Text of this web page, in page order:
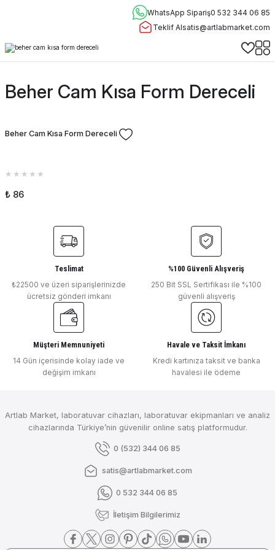
WhatsApp Sipariş0 532 344 06 85
Teklif Alsatis@artlabmarket.com
Beher Cam Kısa Form Dereceli
Beher Cam Kısa Form Dereceli
₺ 86
Teslimat
₺22500 ve üzeri siparişlerinizde
ücretsiz gönderi imkanı
%100 Güvenli Alışveriş
250 Bit SSL Sertifikası ile %100
güvenli alışveriş
Müşteri Memnuniyeti
14 Gün içerisinde kolay iade ve
değişim imkanı
Havale ve Taksit İmkanı
Kredi kartınıza taksit ve banka
havalesi ile ödeme
Artlab Market, laboratuvar cihazları, laboratuvar ekipmanları ve analiz
cihazlarında Türkiye’nin güvenilir online satış platformudur.
0 (532) 344 06 85
satis@artlabmarket.com
0 532 344 06 85
İletişim Bilgilerimiz